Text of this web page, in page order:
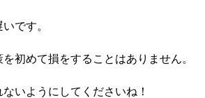
です。
初めて損をすることはありません。
ないようにしてくださいね！